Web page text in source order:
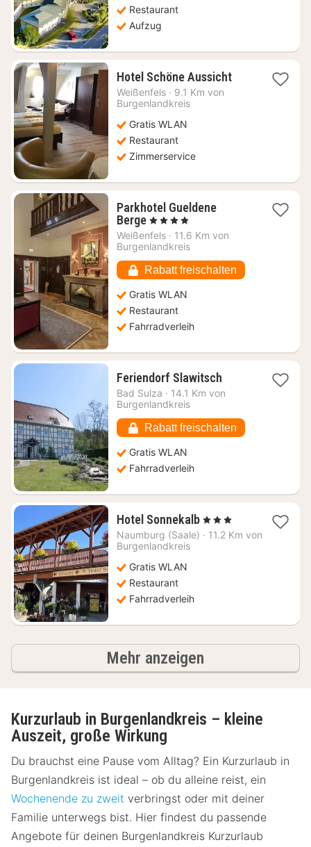
Restaurant
Aufzug
Hotel Schöne Aussicht1
Weißenfels · 9.1 Km von
Burgenlandkreis
Gratis WLAN
Restaurant
Zimmerservice
Parkhotel Gueldene
Berge1
Nacht
ab
€
, 4 Sterne
Weißenfels · 11.6 Km von
Burgenlandkreis
Rabatt freischalten
Gratis WLAN
Restaurant
Fahrradverleih
Feriendorf Slawitsch1
Nacht
€
Bad Sulza · 14.1 Km von
Burgenlandkreis
Rabatt freischalten
Gratis WLAN
Fahrradverleih
Hotel Sonnekalb1
Nacht
, 3 Sterne
Naumburg (Saale) · 11.2 Km von
Burgenlandkreis
Gratis WLAN
Restaurant
Fahrradverleih
Mehr anzeigen
Kurzurlaub in Burgenlandkreis – kleine
Auszeit, große Wirkung
Du brauchst eine Pause vom Alltag? Ein Kurzurlaub in
Burgenlandkreis ist ideal – ob du alleine reist, ein
Wochenende zu zweit verbringst oder mit deiner
Familie unterwegs bist. Hier findest du passende
Angebote für deinen Burgenlandkreis Kurzurlaub